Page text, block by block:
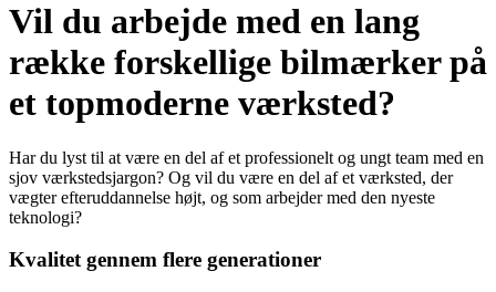
Vil du arbejde med en lang
række forskellige bilmærker på
et topmoderne værksted?
Har du lyst til at være en del af et professionelt og ungt team med en
sjov værkstedsjargon? Og vil du være en del af et værksted, der
vægter efteruddannelse højt, og som arbejder med den nyeste
teknologi?
Kvalitet gennem flere generationer